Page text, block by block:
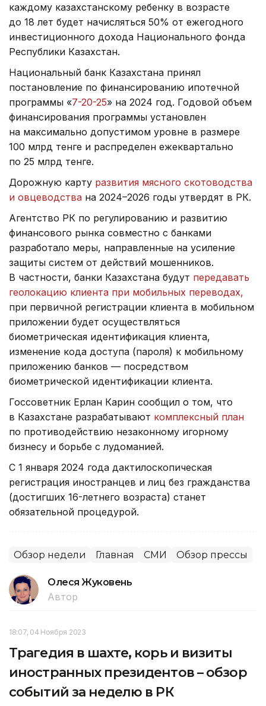
каждому казахстанскому ребенку в возрасте
до 18 лет будет начисляться 50% от ежегодного
инвестиционного дохода Национального фонда
Республики Казахстан.
Национальный банк Казахстана принял
постановление по финансированию ипотечной
программы «7-20-25» на 2024 год. Годовой объем
финансирования программы установлен
на максимально допустимом уровне в размере
100 млрд тенге и распределен ежеквартально
по 25 млрд тенге.
Дорожную карту развития мясного скотоводства
и овцеводства на 2024–2026 годы утвердят в РК.
Агентство РК по регулированию и развитию
финансового рынка совместно с банками
разработало меры, направленные на усиление
защиты систем от действий мошенников.
В частности, банки Казахстана будут передавать
геолокацию клиента при мобильных переводах,
при первичной регистрации клиента в мобильном
приложении будет осуществляться
биометрическая идентификация клиента,
изменение кода доступа (пароля) к мобильному
приложению банков — посредством
биометрической идентификации клиента.
Госсоветник Ерлан Карин сообщил о том, что
в Казахстане разрабатывают комплексный план
по противодействию незаконному игорному
бизнесу и борьбе с лудоманией.
С 1 января 2024 года дактилоскопическая
регистрация иностранцев и лиц без гражданства
(достигших 16-летнего возраста) станет
обязательной процедурой.
Обзор недели Главная СМИ Обзор прессы
Олеся Жуковень
Автор
18:07, 04 Ноября 2023
Трагедия в шахте, корь и визиты
иностранных президентов – обзор
событий за неделю в РК